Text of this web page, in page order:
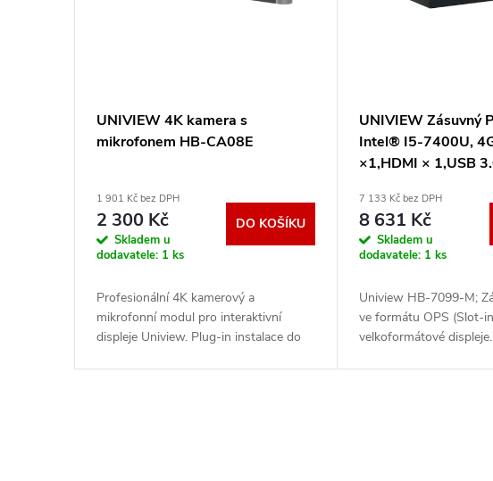
ů
t
UNIVIEW 4K kamera s
mikrofonem HB-CA08E
1 901 Kč bez DPH
2 300 Kč
Skladem u
dodavatele: 1 ks
DO KOŠÍKU
Profesionální 4K kamerový a
mikrofonní modul pro interaktivní
displeje Uniview. Plug-in instalace do
UNIVIEW Zásuvný
Intel® I5-7400U,
×1,HDMI × 1,USB
× 2 HB-7099-M
7 133 Kč bez DPH
8 631 Kč
Skladem u
dodavatele: 1 ks
Uniview HB-7099-M;
ve formátu OPS (Slot-
velkoformátové